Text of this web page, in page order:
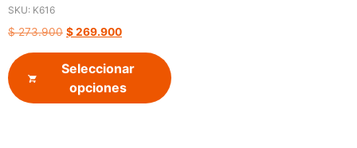
SKU: K616
$273.900 $269.900
Seleccionar
opciones